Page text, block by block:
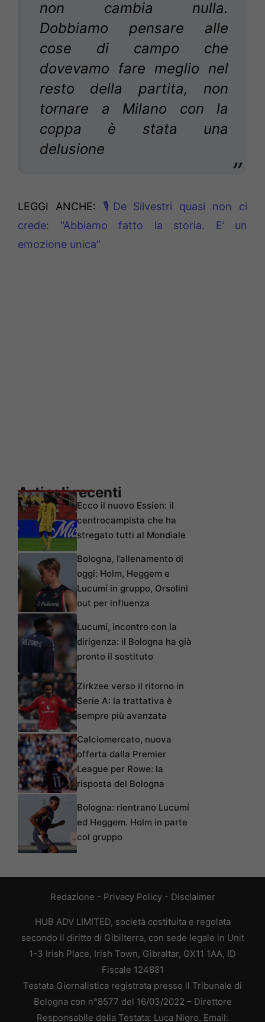
non cambia nulla.
Dobbiamo pensare alle
cose di campo che
dovevamo fare meglio nel
resto della partita, non
tornare a Milano con la
coppa è stata una
delusione
LEGGI ANCHE: 🎙De Silvestri quasi non ci
crede: “Abbiamo fatto la storia. E’ un
emozione unica”
Articoli recenti
Ecco il nuovo Essien: il
centrocampista che ha
stregato tutti al Mondiale
Bologna, l’allenamento di
oggi: Holm, Heggem e
Lucumí in gruppo, Orsolini
out per influenza
Lucumí, incontro con la
dirigenza: il Bologna ha già
pronto il sostituto
Zirkzee verso il ritorno in
Serie A: la trattativa è
sempre più avanzata
Calciomercato, nuova
offerta dalla Premier
League per Rowe: la
risposta del Bologna
Bologna: rientrano Lucumí
ed Heggem. Holm in parte
col gruppo
Redazione - Privacy Policy- Disclaimer
HUB ADV LIMITED, società costituita e regolata
secondo il diritto di Gibilterra, con sede legale in Unit
1-3 Irish Place, Irish Town, Gibraltar, GX11 1AA, ID
Fiscale 124881
Testata Giornalistica registrata presso il Tribunale di
Bologna con n°8577 del 16/03/2022 – Direttore
Responsabile della Testata: Luca Nigro. Email: